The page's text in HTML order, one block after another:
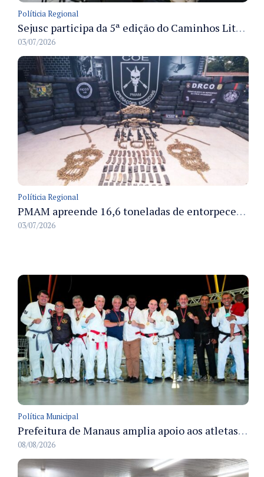
Políticia Regional
Sejusc participa da 5ª edição do Caminhos Literários com foco na cultura hip-hop nas unidades socioeducativas
03/07/2026
Políticia Regional
PMAM apreende 16,6 toneladas de entorpecentes e registra aumento nas prisões em flagrante e nas capturas de foragidos no primeiro semestre de 2026
03/07/2026
Política Municipal
Prefeitura de Manaus amplia apoio aos atletas de 100 para 150 beneficiados a partir do próximo ano
08/08/2026